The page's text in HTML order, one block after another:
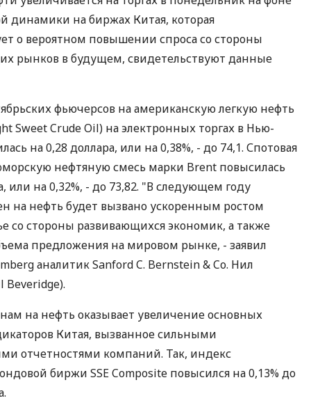
КЕШБЭКА
ПУТЕВОДИТЕЛИ ПО
динамики на биржах Китая, которая
о вероятном повышении спроса со стороны
рынков в будущем, свидетельствуют данные
фьючерсов на американскую легкую нефть
Sweet Crude Oil) на электронных торгах в Нью-
на 0,28 доллара, или на 0,38%, - до 74,1. Спотовая
нефтяную смесь марки Brent повысилась
или на 0,32%, - до 73,82. "В следующем году
на нефть будет вызвано ускоренным ростом
со стороны развивающихся экономик, а также
предложения на мировом рынке, - заявил
аналитик Sanford C. Bernstein & Co. Нил
на нефть оказывает увеличение основных
Китая, вызванное сильными
отчетностями компаний. Так, индекс
биржи SSE Composite повысился на 0,13% до